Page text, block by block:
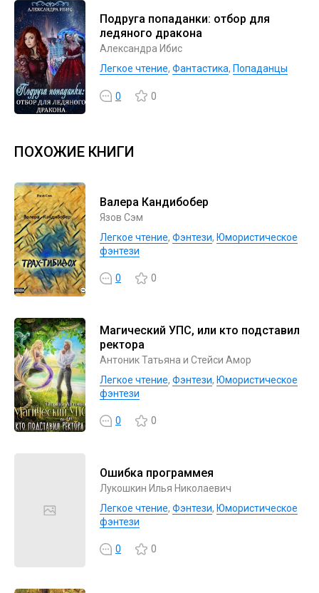
Подруга попаданки: отбор для
ледяного дракона
Александра Ибис
Легкое чтение, Фантастика, Попаданцы
0 0
ПОХОЖИЕ КНИГИ
Валера Кандибобер
Язов Сэм
Легкое чтение, Фэнтези, Юмористическое
фэнтези
0 0
Магический УПС, или кто подставил
ректора
Антоник Татьяна и Стейси Амор
Легкое чтение, Фэнтези, Юмористическое
фэнтези
0 0
Ошибка программея
Лукошкин Илья Николаевич
Легкое чтение, Фэнтези, Юмористическое
фэнтези
0 0